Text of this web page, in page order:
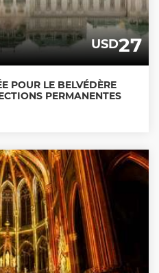
USD27
POUR LE BELVÉDÈRE
PERMANENTES